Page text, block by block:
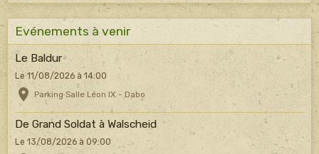
Evénements à venir
Le Baldur
Le 11/08/2026 à 14:00
Parking Salle Léon IX - Dabo
De Grand Soldat à Walscheid
Le 13/08/2026 à 09:00